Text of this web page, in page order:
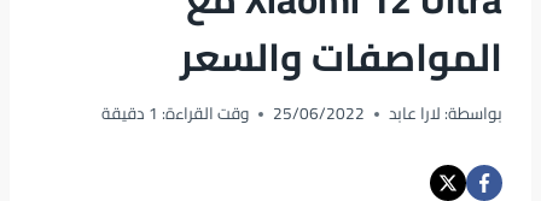
المواصفات والسعر
بواسطة:لارا عابد 25/06/2022 وقت القراءة: 1دقيقة